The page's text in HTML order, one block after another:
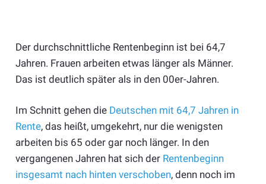
Der durchschnittliche Rentenbeginn ist bei 64,7
Jahren. Frauen arbeiten etwas länger als Männer.
Das ist deutlich später als in den 00er-Jahren.
Im Schnitt gehen die Deutschen mit 64,7 Jahren in
Rente, das heißt, umgekehrt, nur die wenigsten
arbeiten bis 65 oder gar noch länger. In den
vergangenen Jahren hat sich der Rentenbeginn
insgesamt nach hinten verschoben, denn noch im